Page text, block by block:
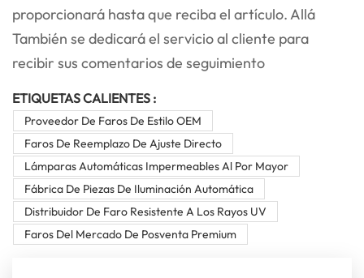
proporcionará hasta que reciba el artículo. Allá
También se dedicará el servicio al cliente para
recibir sus comentarios de seguimiento
ETIQUETAS CALIENTES :
Proveedor De Faros De Estilo OEM
Faros De Reemplazo De Ajuste Directo
Lámparas Automáticas Impermeables Al Por Mayor
Fábrica De Piezas De Iluminación Automática
Distribuidor De Faro Resistente A Los Rayos UV
Faros Del Mercado De Posventa Premium